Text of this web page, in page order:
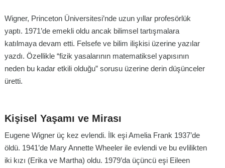
Wigner, Princeton Üniversitesi’nde uzun yıllar profesörlük
yaptı. 1971’de emekli oldu ancak bilimsel tartışmalara
katılmaya devam etti. Felsefe ve bilim ilişkisi üzerine yazılar
yazdı. Özellikle “fizik yasalarının matematiksel yapısının
neden bu kadar etkili olduğu” sorusu üzerine derin düşünceler
üretti.
Kişisel Yaşamı ve Mirası
Eugene Wigner üç kez evlendi. İlk eşi Amelia Frank 1937’de
öldü. 1941’de Mary Annette Wheeler ile evlendi ve bu evlilikten
iki kızı (Erika ve Martha) oldu. 1979’da üçüncü eşi Eileen